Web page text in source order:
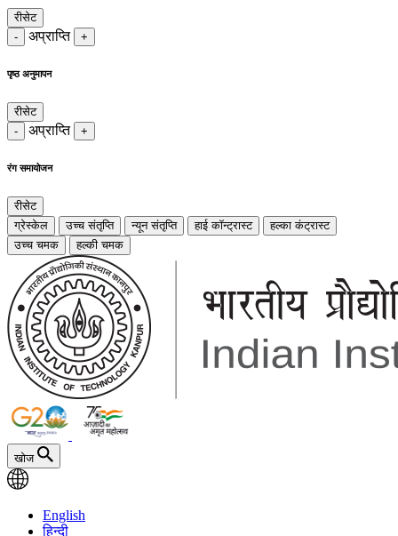
रीसेट
-
अप्राप्ति +
पृष्ठ अनुमापन
रीसेट
-
अप्राप्ति +
रंग समायोजन
रीसेट
ग्रेस्केल
उच्च संतृप्ति न्यून संतृप्ति हाई कॉन्ट्रास्ट
हल्का कंट्रास्ट
उच्च चमक
हल्की चमक
खोज
English
हिन्दी